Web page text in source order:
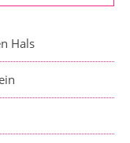
Hals